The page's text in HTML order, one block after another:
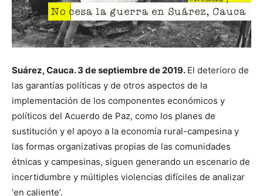
Suárez, Cauca. 3 de septiembre de 2019. El deterioro de
las garantías políticas y de otros aspectos de la
implementación de los componentes económicos y
políticos del Acuerdo de Paz, como los planes de
sustitución y el apoyo a la economía rural-campesina y
las formas organizativas propias de las comunidades
étnicas y campesinas, siguen generando un escenario de
incertidumbre y múltiples violencias difíciles de analizar
‘en caliente’.